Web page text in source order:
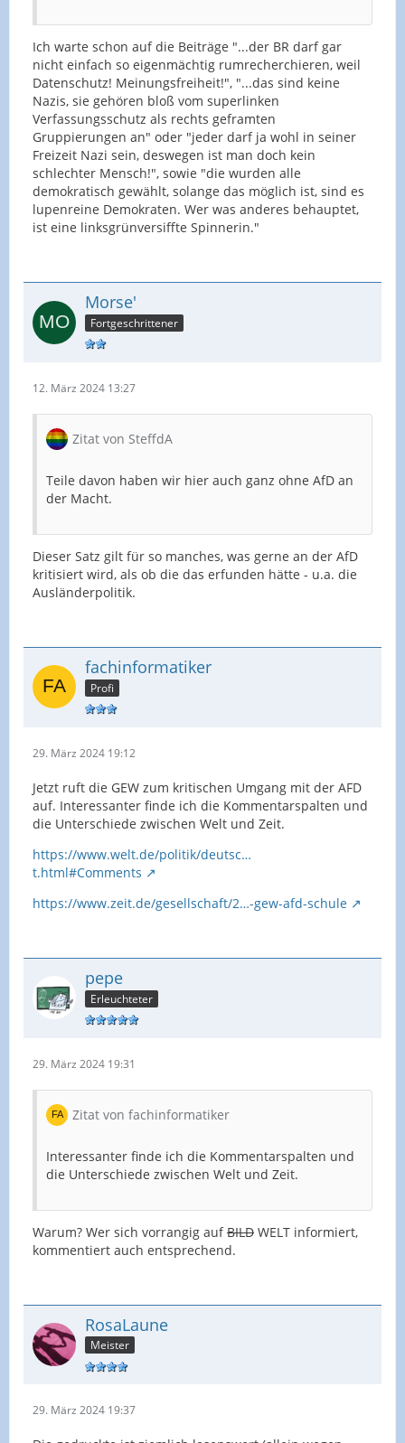
Ich warte schon auf die Beiträge "...der BR darf gar
nicht einfach so eigenmächtig rumrecherchieren, weil
Datenschutz! Meinungsfreiheit!", "...das sind keine
Nazis, sie gehören bloß vom superlinken
Verfassungsschutz als rechts geframten
Gruppierungen an" oder "jeder darf ja wohl in seiner
Freizeit Nazi sein, deswegen ist man doch kein
schlechter Mensch!", sowie "die wurden alle
demokratisch gewählt, solange das möglich ist, sind es
lupenreine Demokraten. Wer was anderes behauptet,
ist eine linksgrünversiffte Spinnerin."
Morse'
Fortgeschrittener
12. März 2024 13:27
Zitat von SteffdA
Teile davon haben wir hier auch ganz ohne AfD an
der Macht.
Dieser Satz gilt für so manches, was gerne an der AfD
kritisiert wird, als ob die das erfunden hätte - u.a. die
Ausländerpolitik.
fachinformatiker
Profi
29. März 2024 19:12
Jetzt ruft die GEW zum kritischen Umgang mit der AFD
auf. Interessanter finde ich die Kommentarspalten und
die Unterschiede zwischen Welt und Zeit.
https://www.welt.de/politik/deutsc…
t.html#Comments
https://www.zeit.de/gesellschaft/2…-gew-afd-schule
pepe
Erleuchteter
29. März 2024 19:31
Zitat von fachinformatiker
Interessanter finde ich die Kommentarspalten und
die Unterschiede zwischen Welt und Zeit.
Warum? Wer sich vorrangig aufBILD WELT informiert,
kommentiert auch entsprechend.
RosaLaune
Meister
29. März 2024 19:37